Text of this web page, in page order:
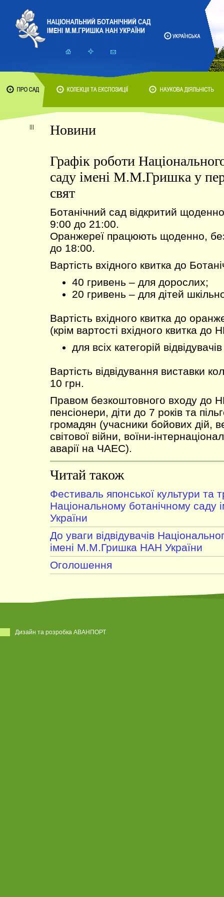
Новини
Графік роботи
саду імені М.М.Гришка у
свят
Ботанічний сад відкритий
9:00 до 21:00.
Оранжереї працюють щоденно,
до 18:00.
Вартість вхідного квитка до
40 гривень – для дорослих;
20 гривень – для дітей
Вартість вхідного квитка до
(крім вартості вхідного квитка до
для всіх категорій
Вартість відвідування виставки
10 грн.
Правом безкоштовного входу до
пенсіонери, діти до 7 років та
громадян (учасники бойових дій,
світової війни, воїни-
аварії на ЧАЕС).
Читай також
Фестиваль японської культури та
Національному ботанічному
України
До уваги відвідувачів
імені М.М.Гришка НАН України
Оголошення
Дизайн та розробка АВАНПОРТ